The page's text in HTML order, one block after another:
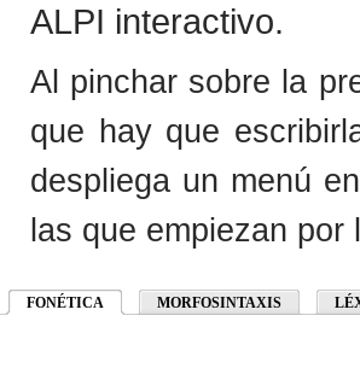
ALPI interactivo.
Al pinchar sobre la
que hay que
despliega un menú
las que empiezan por
FONÉTICA (solapa activa)MORFOSINTAXIS